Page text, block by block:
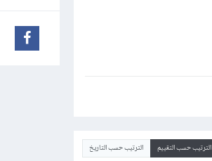
الترتيب حسب التقييم الترتيب حسب التاريخ